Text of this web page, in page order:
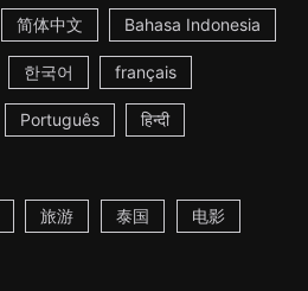
简体中文 Bahasa Indonesia
한국어 français
Português हिन्दी
旅游 泰国 电影